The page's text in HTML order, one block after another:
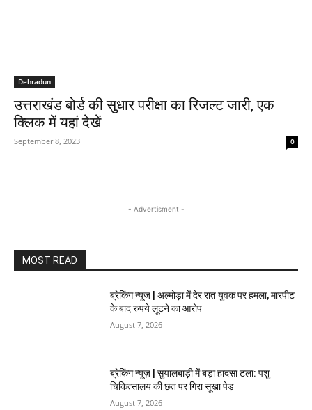
Dehradun
उत्तराखंड बोर्ड की सुधार परीक्षा का रिजल्ट जारी, एक
क्लिक में यहां देखें
September 8, 2023 0
- Advertisment -
MOST READ
ब्रेकिंग न्यूज | अल्मोड़ा में देर रात युवक पर हमला, मारपीट
के बाद रुपये लूटने का आरोप
August 7, 2026
ब्रेकिंग न्यूज़ | सुयालबाड़ी में बड़ा हादसा टला: पशु
चिकित्सालय की छत पर गिरा सूखा पेड़
August 7, 2026